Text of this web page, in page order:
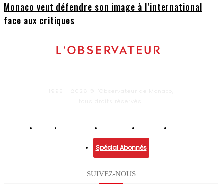
Monaco veut défendre son image à l’international
face aux critiques
Spécial Abonnés
SUIVEZ-NOUS